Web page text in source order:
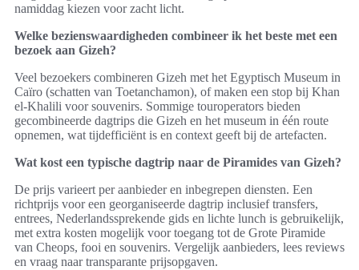
namiddag kiezen voor zacht licht.
Welke bezienswaardigheden combineer ik het beste met een
bezoek aan Gizeh?
Veel bezoekers combineren Gizeh met het Egyptisch Museum in
Caïro (schatten van Toetanchamon), of maken een stop bij Khan
el‑Khalili voor souvenirs. Sommige touroperators bieden
gecombineerde dagtrips die Gizeh en het museum in één route
opnemen, wat tijdefficiënt is en context geeft bij de artefacten.
Wat kost een typische dagtrip naar de Piramides van Gizeh?
De prijs varieert per aanbieder en inbegrepen diensten. Een
richtprijs voor een georganiseerde dagtrip inclusief transfers,
entrees, Nederlandssprekende gids en lichte lunch is gebruikelijk,
met extra kosten mogelijk voor toegang tot de Grote Piramide
van Cheops, fooi en souvenirs. Vergelijk aanbieders, lees reviews
en vraag naar transparante prijsopgaven.